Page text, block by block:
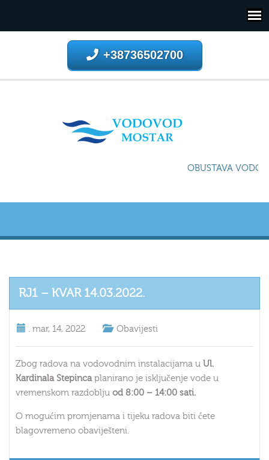
+38736502700
OBUSTAVA
RJ1 – KVAR 14.03.2022.
. mar, 14, 2022 Obavijesti
Zbog radova na vodovodnim instalacijama u Ul.
Kardinala Stepincaplanirano je isključenje vode u
vremenskom razdoblju od 8:00 – 14:00 sati.
O mogućim promjenama i tijeku radova biti ćete
blagovremeno obaviješteni.